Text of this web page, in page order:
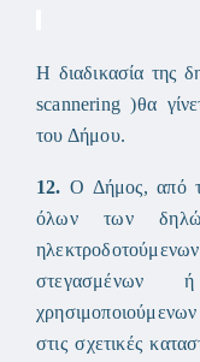
Η διαδικασία της
scannering )θα
του Δήμου.
12. Ο Δήμος, από
όλων των
στις σχετικές